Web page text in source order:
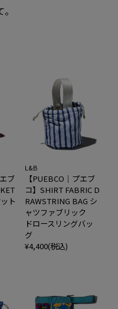
ブ
ト
L&B
【PUEBCO｜プエブ
コ】SHIRT FABRIC D
RAWSTRING BAG シ
ャツファブリック
ドロースリングバッ
グ
¥4,400(税込)